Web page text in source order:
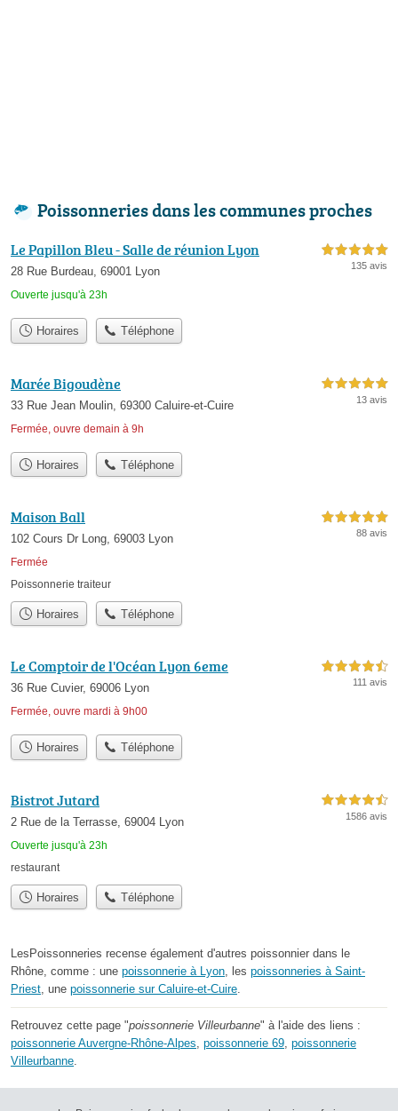
Poissonneries dans les communes proches
Le Papillon Bleu - Salle de réunion Lyon
28 Rue Burdeau, 69001 Lyon
Ouverte jusqu'à 23h
5,0 étoiles sur 5
135 avis
Horaires Téléphone
Marée Bigoudène
33 Rue Jean Moulin, 69300 Caluire-et-Cuire
Fermée, ouvre demain à 9h
5,0 étoiles sur 5
13 avis
Horaires Téléphone
Maison Ball
102 Cours Dr Long, 69003 Lyon
Fermée
5,0 étoiles sur 5
88 avis
Poissonnerie traiteur
Horaires Téléphone
Le Comptoir de l'Océan Lyon 6eme
36 Rue Cuvier, 69006 Lyon
Fermée, ouvre mardi à 9h00
4,5 étoiles sur 5
111 avis
Horaires Téléphone
Bistrot Jutard
2 Rue de la Terrasse, 69004 Lyon
Ouverte jusqu'à 23h
4,5 étoiles sur 5
1586 avis
restaurant
Horaires Téléphone
LesPoissonneries recense également d'autres poissonnier dans le
Rhône, comme : une poissonnerie à Lyon, les poissonneries à Saint-
Priest, une poissonnerie sur Caluire-et-Cuire.
Retrouvez cette page "poissonnerie Villeurbanne" à l'aide des liens :
poissonnerie Auvergne-Rhône-Alpes, poissonnerie 69, poissonnerie
Villeurbanne.